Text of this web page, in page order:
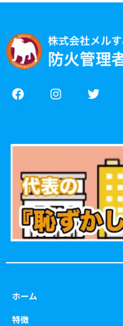
F
a
o
k
I
n
g
a
m
T
w
e
ホーム
特徴